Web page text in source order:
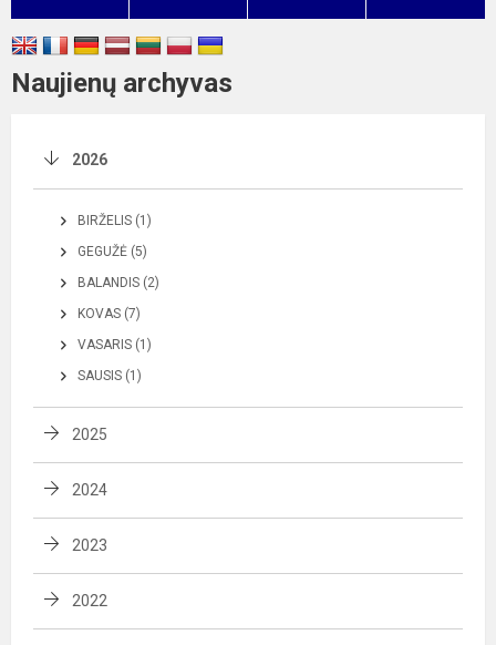
Naujienų archyvas
2026
BIRŽELIS (1)
GEGUŽĖ (5)
BALANDIS (2)
KOVAS (7)
VASARIS (1)
SAUSIS (1)
2025
2024
2023
2022